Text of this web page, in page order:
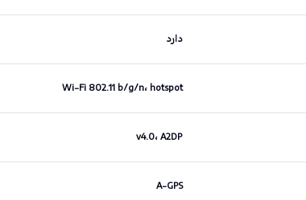
دارد
Wi-Fi 802.11 b/g/n، hotspot
v4.0، A2DP
A-GPS